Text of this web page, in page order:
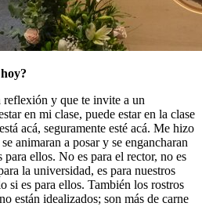
reflexión y que te invite a un
en mi clase, puede estar en la clase
acá, seguramente esté acá. Me hizo
animaran a posar y se engancharan
para ellos. No es para el rector, no es
la universidad, es para nuestros
si es para ellos. También los rostros
están idealizados; son más de carne